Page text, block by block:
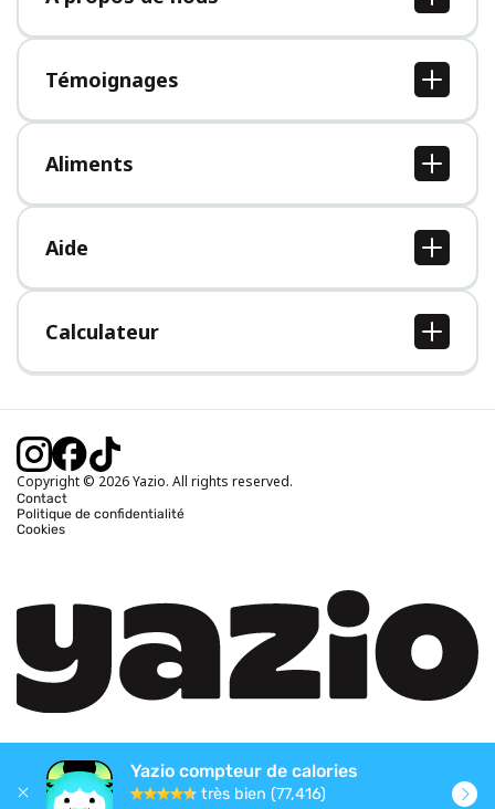
À propos de nous
Postes
Presse
Témoignages
Tous les témoignages
Aliments
Tous les aliments
Aide
Centre d'aide
Calculateur
Calcul IMC
Calcul poids idéal
Calcul calories brûlées
Copyright © 2026 Yazio. All rights reserved.
Contact
Politique de confidentialité
Cookies
Yazio compteur de calories
très bien (77,416)